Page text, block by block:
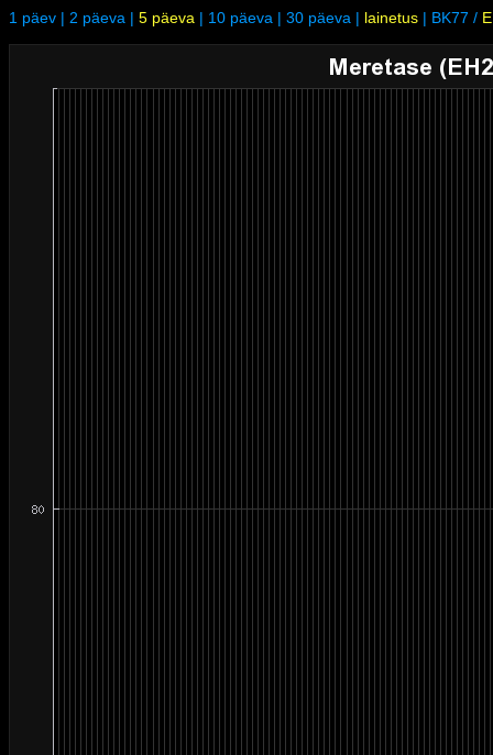
1 päev | 2 päeva | 5 päeva | 10 päeva | 30 päeva | lainetus | BK77 /